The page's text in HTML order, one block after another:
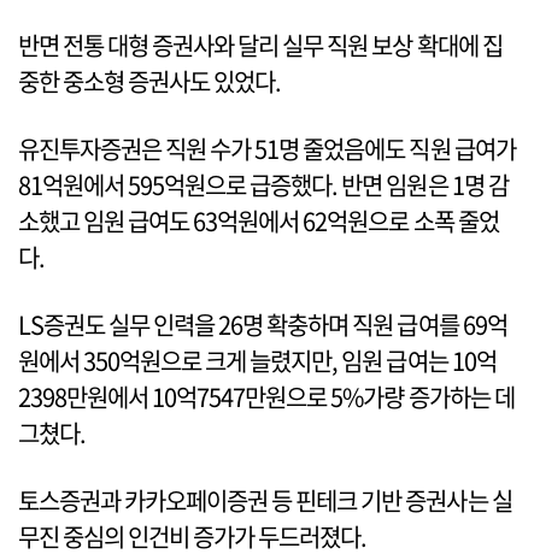
반면 전통 대형 증권사와 달리 실무 직원 보상 확대에 집
중한 중소형 증권사도 있었다.
유진투자증권은 직원 수가 51명 줄었음에도 직원 급여가
81억원에서 595억원으로 급증했다. 반면 임원은 1명 감
소했고 임원 급여도 63억원에서 62억원으로 소폭 줄었
다.
LS증권도 실무 인력을 26명 확충하며 직원 급여를 69억
원에서 350억원으로 크게 늘렸지만, 임원 급여는 10억
2398만원에서 10억7547만원으로 5%가량 증가하는 데
그쳤다.
토스증권과 카카오페이증권 등 핀테크 기반 증권사는 실
무진 중심의 인건비 증가가 두드러졌다.